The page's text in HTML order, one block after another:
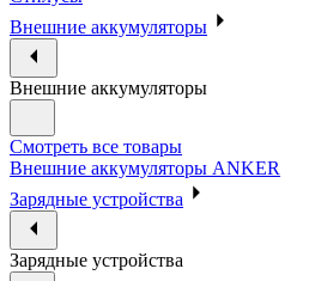
Внешние аккумуляторы
Внешние аккумуляторы
Смотреть все товары
Внешние аккумуляторы ANKER
Зарядные устройства
Зарядные устройства